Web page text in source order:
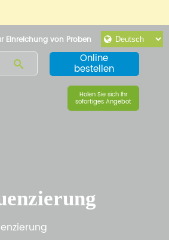
Einreichung von Proben
Online
bestellen
Holen Sie sich Ihr
sofortiges Angebot